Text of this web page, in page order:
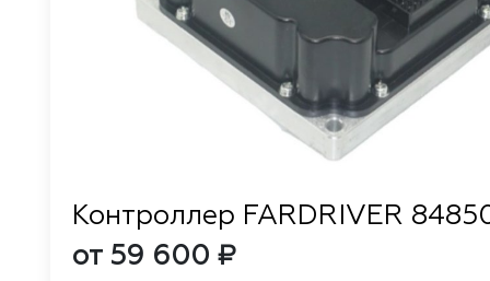
Контроллер FARDRIVER
от 59 600 ₽